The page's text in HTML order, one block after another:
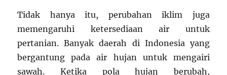
Tidak hanya itu, perubahan iklim juga
memengaruhi ketersediaan air untuk
pertanian. Banyak daerah di Indonesia yang
bergantung pada air hujan untuk mengairi
sawah. Ketika pola hujan berubah,